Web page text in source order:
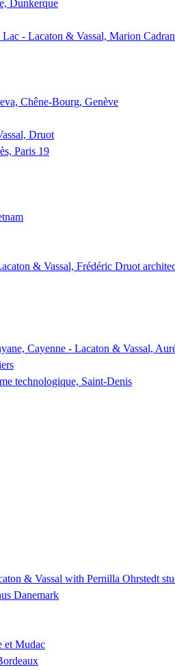
Dunkerque
- Lacaton & Vassal, Marion Cadran
Chêne-Bourg, Genève
Druot
Paris 19
& Vassal, Frédéric Druot
Cayenne - Lacaton & Vassal,
technologique, Saint-Denis
& Vassal with Pernilla Ohrstedt
Danemark
et Mudac